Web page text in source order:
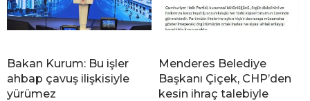
Bakan Kurum: Bu işler
ahbap çavuş ilişkisiyle
yürümez
Menderes Belediye
Başkanı Çiçek, CHP’den
kesin ihraç talebiyle